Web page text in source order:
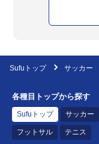
Sufuトップ サッカー
各種目トップから探す
Sufuトップ サッカー
フットサル テニス